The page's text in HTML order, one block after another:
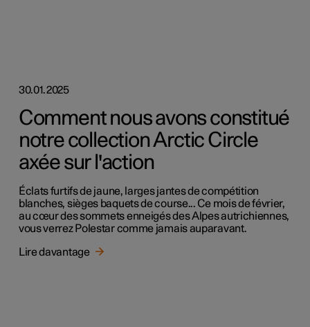
30.01.2025
Comment nous avons constitué
notre collection Arctic Circle
axée sur l'action
Éclats furtifs de jaune, larges jantes de compétition
blanches, sièges baquets de course... Ce mois de février,
au cœur des sommets enneigés des Alpes autrichiennes,
vous verrez Polestar comme jamais auparavant.
Lire davantage